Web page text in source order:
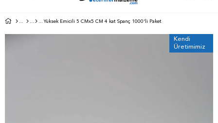
Yüksek Emicili 5 CMx5 CM 4 kat Spanç 1000'li Paket
Kendi
Üretimimiz